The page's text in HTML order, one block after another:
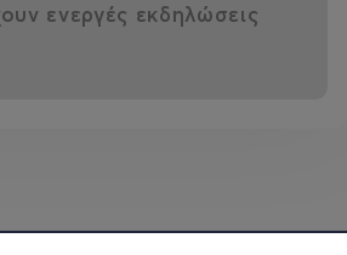
ενεργές εκδηλώσεις